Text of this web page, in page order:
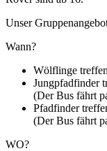
Unser
Wann?
Wölflinge
Jungpfadfinder
(Der Bus fährt
Pfadfinder
(Der Bus fährt
WO?